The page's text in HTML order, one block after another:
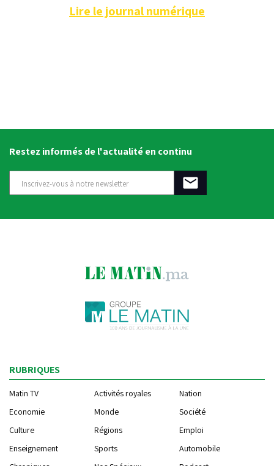
Lire le journal numérique
Restez informés de l'actualité en continu
RUBRIQUES
Matin TV Activités royales
Nation
Economie
Monde
Société
Culture
Régions
Emploi
Enseignement
Sports
Automobile